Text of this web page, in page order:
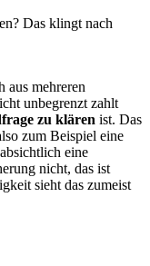
Das klingt nach
aus mehreren
unbegrenzt zahlt
zu klären ist. Das
zum Beispiel eine
eine
nicht, das ist
sieht das zumeist